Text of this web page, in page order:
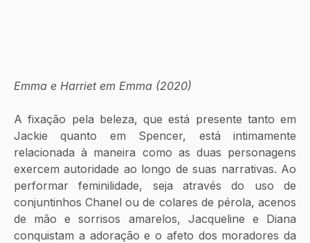
Emma e Harriet em Emma (2020)
A fixação pela beleza, que está presente tanto em
Jackie quanto em Spencer, está intimamente
relacionada à maneira como as duas personagens
exercem autoridade ao longo de suas narrativas. Ao
performar feminilidade, seja através do uso de
conjuntinhos Chanel ou de colares de pérola, acenos
de mão e sorrisos amarelos, Jacqueline e Diana
conquistam a adoração e o afeto dos moradores da